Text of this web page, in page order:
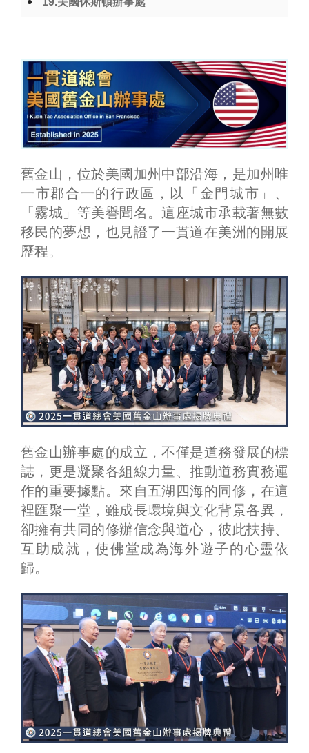
舊金山，位於美國加州中部沿海，是加州唯
一市郡合一的行政區，以「金門城市」、
「霧城」等美譽聞名。這座城市承載著無數
移民的夢想，也見證了一貫道在美洲的開展
歷程。
舊金山辦事處的成立，不僅是道務發展的標
誌，更是凝聚各組線力量、推動道務實務運
作的重要據點。來自五湖四海的同修，在這
裡匯聚一堂，雖成長環境與文化背景各異，
卻擁有共同的修辦信念與道心，彼此扶持、
互助成就，使佛堂成為海外遊子的心靈依
歸。